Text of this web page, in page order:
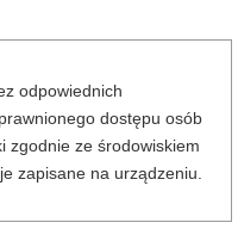
odpowiednich
dostępu osób
zgodnie ze środowiskiem
zapisane na urządzeniu.